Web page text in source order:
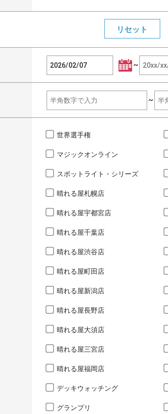
~
~
世界選手権
マジックオンライン
スポットライト・シリーズ
晴れる屋札幌店
晴れる屋宇都宮店
晴れる屋千葉店
晴れる屋渋谷店
晴れる屋町田店
晴れる屋新潟店
晴れる屋長野店
晴れる屋大須店
晴れる屋三宮店
晴れる屋福岡店
デッキウォッチング
グランプリ